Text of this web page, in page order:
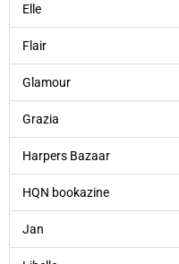
Elle
Flair
Glamour
Grazia
Harpers Bazaar
HQN bookazine
Jan